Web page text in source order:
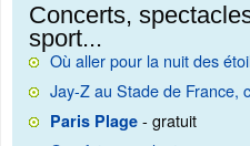
Concerts,
sport...
Où aller pour la nuit des
Jay-Z au Stade de France,
Paris Plage - gratuit